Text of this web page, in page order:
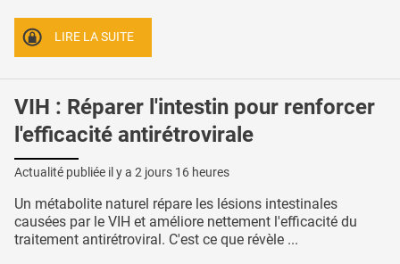
LIRE LA SUITE
VIH : Réparer l'intestin pour renforcer
l'efficacité antirétrovirale
Actualité publiée il y a 2 jours 16 heures
Un métabolite naturel répare les lésions intestinales
causées par le VIH et améliore nettement l'efficacité du
traitement antirétroviral. C'est ce que révèle ...